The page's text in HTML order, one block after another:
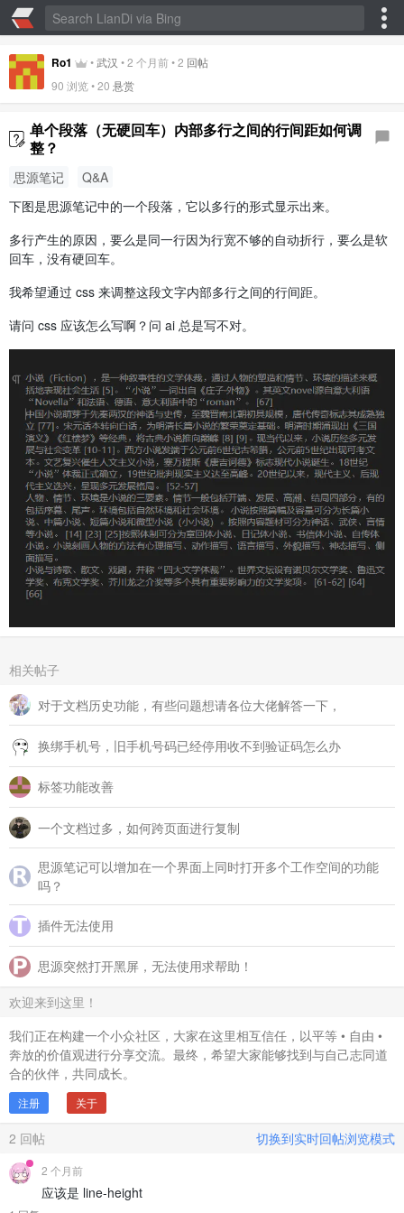
Ro1 •武汉 •2 个月前•2 回帖
90 浏览 •20 悬赏
单个段落（无硬回车）内部多行之间的行间距如何调
整？
思源笔记
Q&A
下图是思源笔记中的一个段落，它以多行的形式显示出来。
多行产生的原因，要么是同一行因为行宽不够的自动折行，要么是软
回车，没有硬回车。
我希望通过 css 来调整这段文字内部多行之间的行间距。
请问 css 应该怎么写啊？问 ai 总是写不对。
相关帖子
对于文档历史功能，有些问题想请各位大佬解答一下，
换绑手机号，旧手机号码已经停用收不到验证码怎么办
标签功能改善
一个文档过多，如何跨页面进行复制
思源笔记可以增加在一个界面上同时打开多个工作空间的功能
吗？
插件无法使用
思源突然打开黑屏，无法使用求帮助！
欢迎来到这里！
我们正在构建一个小众社区，大家在这里相互信任，以平等 • 自由 •
奔放的价值观进行分享交流。最终，希望大家能够找到与自己志同道
合的伙伴，共同成长。
注册 关于
2 回帖 切换到实时回帖浏览模式
2 个月前
应该是 line-height